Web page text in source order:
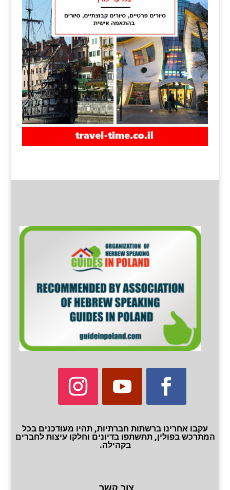
עקבו אחרינו ברשתות חברתיות, תהיו מעודכנים בכל
המתרכש בפולין, תתשתפו בדיונים וחלקו עיצות לחברים
בקהילה.
צור קשר